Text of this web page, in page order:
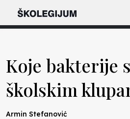
Koje bakterije
školskim
Armin Stefanović